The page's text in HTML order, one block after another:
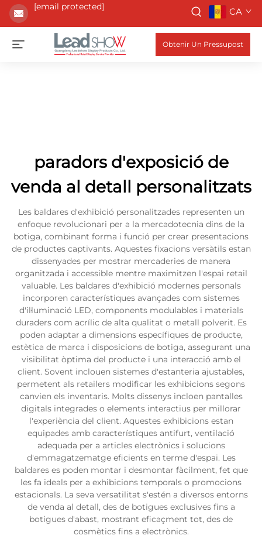
[email protected] CA
Obtenir Un Pressupost
paradors d'exposició de
venda al detall personalitzats
Les baldares d'exhibició personalitzades representen un
enfoque revolucionari per a la mercadotecnia dins de la
botiga, combinant forma i funció per crear presentacions
de productes captivants. Aquestes fixacions versàtils estan
dissenyades per mostrar mercaderies de manera
organitzada i accessible mentre maximitzen l'espai retail
valuable. Les baldares d'exhibició modernes personals
incorporen característiques avançades com sistemes
d'il·luminació LED, components modulables i materials
duraders com acrílic de alta qualitat o metall polverit. Es
poden adaptar a dimensions específiques de producte,
estètica de marca i disposicions de botiga, assegurant una
visibilitat òptima del producte i una interacció amb el
client. Sovent inclouen sistemes d'estanteria ajustables,
permetent als retailers modificar les exhibicions segons
canvien els inventaris. Molts dissenys incloen pantalles
digitals integrades o elements interactius per millorar
l'experiència del client. Aquestes exhibicions estan
equipades amb característiques antifurt, ventilació
adequada per a articles electrònics i solucions
d'emmagatzematge eficients en terme d'espai. Les
baldares es poden montar i desmontar fàcilment, fet que
les fa ideals per a exhibicions temporals o promocions
estacionals. La seva versatilitat s'estén a diversos entorns
de venda al detall, des de botigues exclusives fins a
botigues d'abast, mostrant eficaçment tot, des de
cosmètics fins a electrònics.